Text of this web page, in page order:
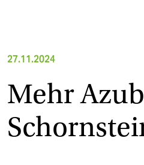
27.11.2024
Mehr